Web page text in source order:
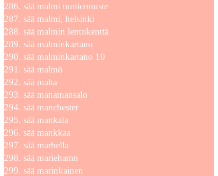
sää malmi tuntiennuste
sää malmi, helsinki
sää malmin lentokenttä
sää malminkartano
sää malminkartano 10
sää malmö
sää malta
sää manamansalo
sää manchester
sää mankala
sää mankkaa
sää marbella
sää mariehamn
sää marinkainen